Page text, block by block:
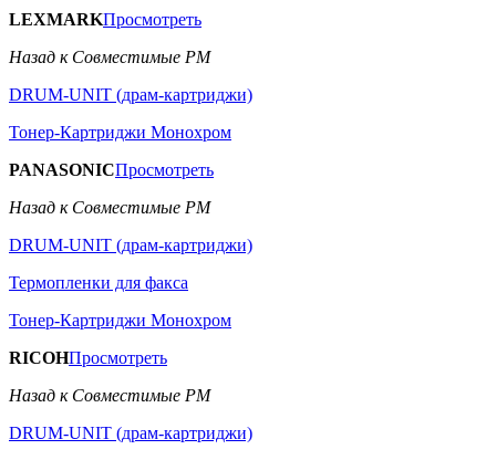
LEXMARKПросмотреть
Назад к Совместимые РМ
DRUM-UNIT (драм-картриджи)
Тонер-Картриджи Монохром
PANASONICПросмотреть
Назад к Совместимые РМ
DRUM-UNIT (драм-картриджи)
Термопленки для факса
Тонер-Картриджи Монохром
RICOHПросмотреть
Назад к Совместимые РМ
DRUM-UNIT (драм-картриджи)